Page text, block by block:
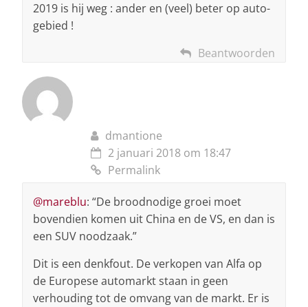
2019 is hij weg : ander en (veel) beter op auto-
gebied !
Beantwoorden
dmantione
2 januari 2018 om 18:47
Permalink
@mareblu: “De broodnodige groei moet
bovendien komen uit China en de VS, en dan is
een SUV noodzaak.”
Dit is een denkfout. De verkopen van Alfa op
de Europese automarkt staan in geen
verhouding tot de omvang van de markt. Er is